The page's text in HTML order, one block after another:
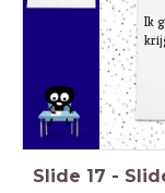
Ik
Slide 17 -